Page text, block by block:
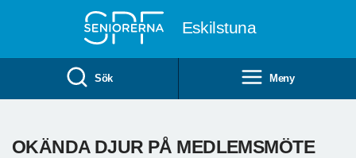
Eskilstuna
Sök Meny
OKÄNDA DJUR PÅ MEDLEMSMÖTE